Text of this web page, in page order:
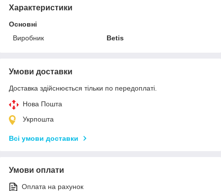
Характеристики
Основні
Виробник
Betis
Умови доставки
Доставка здійснюється тільки по передоплаті.
Нова Пошта
Укрпошта
Всі умови доставки
Умови оплати
Оплата на рахунок